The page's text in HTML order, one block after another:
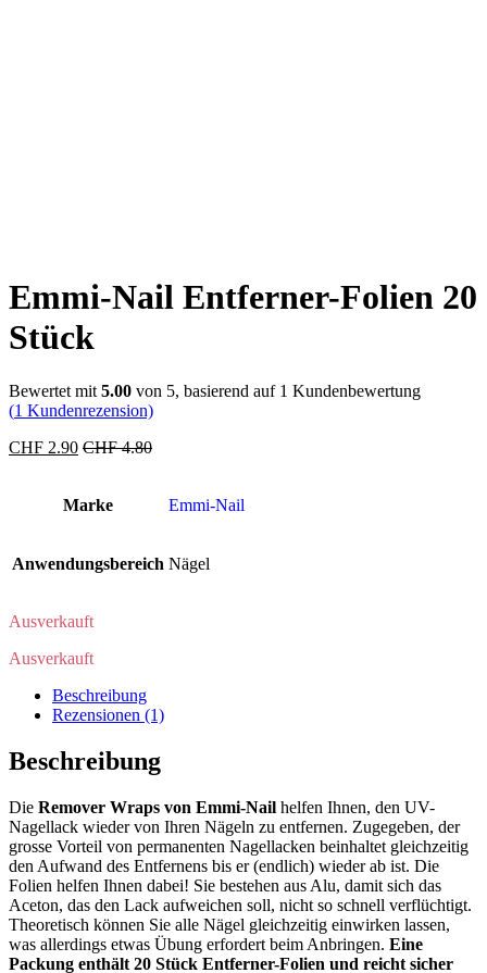
Emmi-Nail Entferner-Folien 20
Stück
Bewertet mit 5.00 von 5, basierend auf 1 Kundenbewertung
(1 Kundenrezension)
CHF 2.90 CHF4.80
Marke Emmi-Nail
Anwendungsbereich Nägel
Ausverkauft
Ausverkauft
Beschreibung
Rezensionen (1)
Beschreibung
Die Remover Wraps von Emmi-Nail helfen Ihnen, den UV-
Nagellack wieder von Ihren Nägeln zu entfernen. Zugegeben, der
grosse Vorteil von permanenten Nagellacken beinhaltet gleichzeitig
den Aufwand des Entfernens bis er (endlich) wieder ab ist. Die
Folien helfen Ihnen dabei! Sie bestehen aus Alu, damit sich das
Aceton, das den Lack aufweichen soll, nicht so schnell verflüchtigt.
Theoretisch können Sie alle Nägel gleichzeitig einwirken lassen,
was allerdings etwas Übung erfordert beim Anbringen. Eine
Packung enthält 20 Stück Entferner-Folien und reicht sicher